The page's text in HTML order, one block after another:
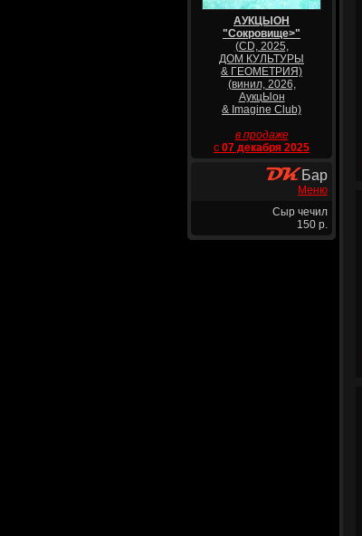
АУКЦЫОН
"Сокровище>"
(CD, 2025,
ДОМ КУЛЬТУРЫ
& ГЕОМЕТРИЯ)
(винил, 2026,
АукцЫон
& Imagine Club)
в продаже
с 07 декабря 2025
Бар
Меню
Сыр чечил
150 р.